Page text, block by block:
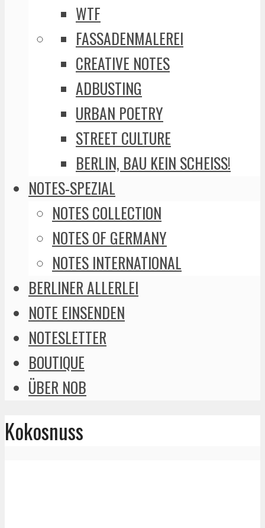
WTF
FASSADENMALEREI
CREATIVE NOTES
ADBUSTING
URBAN POETRY
STREET CULTURE
BERLIN, BAU KEIN SCHEISS!
NOTES-SPEZIAL
NOTES COLLECTION
NOTES OF GERMANY
NOTES INTERNATIONAL
BERLINER ALLERLEI
NOTE EINSENDEN
NOTESLETTER
BOUTIQUE
ÜBER NOB
Kokosnuss